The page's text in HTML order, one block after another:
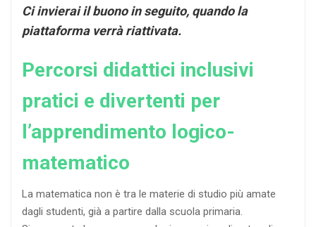
Ci invierai il buono in seguito, quando la
piattaforma verrà riattivata.
Percorsi didattici inclusivi
pratici e divertenti per
l’apprendimento logico-
matematico
La matematica non è tra le materie di studio più amate
dagli studenti, già a partire dalla scuola primaria.